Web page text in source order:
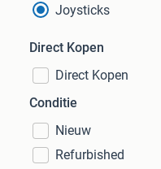
Joysticks
Direct Kopen
Direct Kopen
Conditie
Nieuw
Refurbished